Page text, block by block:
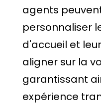
agents
personnaliser
d'accueil et
aligner sur la
garantissant
expérience